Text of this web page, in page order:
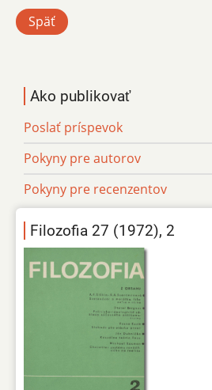
Späť
Ako publikovať
Poslať príspevok
Pokyny pre autorov
Pokyny pre recenzentov
Filozofia 27 (1972), 2